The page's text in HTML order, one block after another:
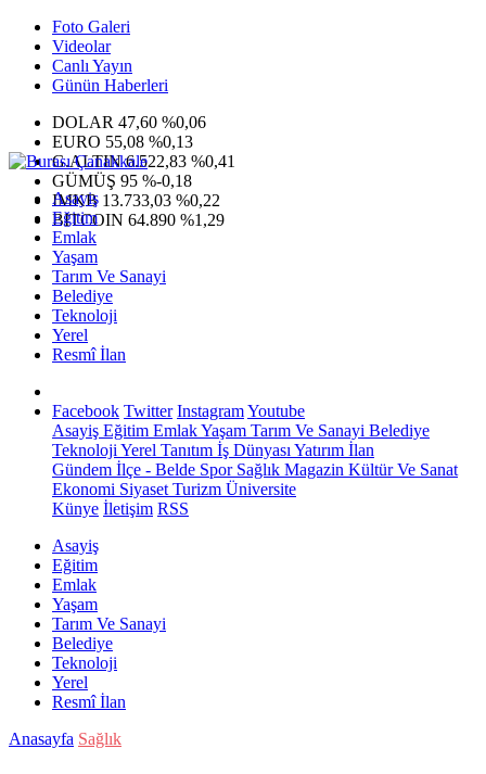
Foto Galeri
Videolar
Canlı Yayın
Günün Haberleri
DOLAR 47,60 %0,06
EURO 55,08 %0,13
G.ALTIN6.522,83 %0,41
GÜMÜŞ 95 %-0,18
IMKB 13.733,03 %0,22
BITCOIN 64.890 %1,29
Asayiş
Eğitim
Emlak
Yaşam
Tarım Ve Sanayi
Belediye
Teknoloji
Yerel
Resmî İlan
Facebook Twitter InstagramYoutube
Asayiş Eğitim EmlakYaşam Tarım Ve Sanayi Belediye
Teknoloji Yerel Tanıtım İş Dünyası Yatırım İlan
Gündem İlçe - Belde SporSağlık Magazin Kültür Ve Sanat
Ekonomi Siyaset Turizm Üniversite
Künye İletişim RSS
Asayiş
Eğitim
Emlak
Yaşam
Tarım Ve Sanayi
Belediye
Teknoloji
Yerel
Resmî İlan
Anasayfa Sağlık